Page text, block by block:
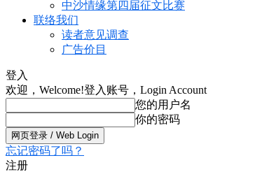
中沙情缘第四届征文比赛
联络我们
读者意见调查
广告价目
登入
欢迎，Welcome!登入账号，Login Account
您的用户名
你的密码
忘记密码了吗？
注册